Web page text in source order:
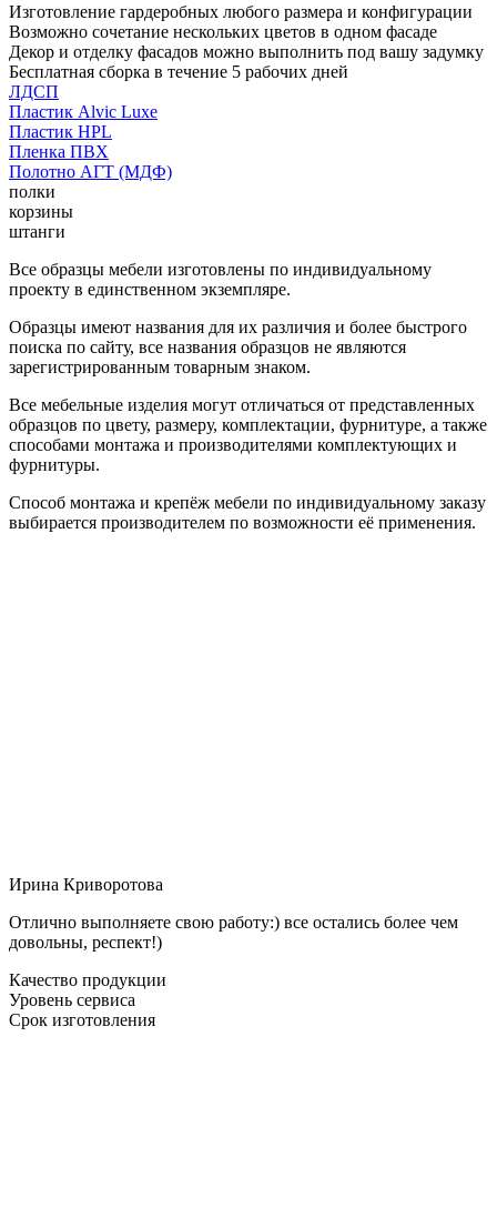
Изготовление гардеробных любого размера и конфигурации
Возможно сочетание нескольких цветов в одном фасаде
Декор и отделку фасадов можно выполнить под вашу задумку
Бесплатная сборка в течение 5 рабочих дней
ЛДСП
Пластик Alvic Luxe
Пластик HPL
Пленка ПВХ
Полотно АГТ (МДФ)
полки
корзины
штанги
Все образцы мебели изготовлены по индивидуальному
проекту в единственном экземпляре.
Образцы имеют названия для их различия и более быстрого
поиска по сайту, все названия образцов не являются
зарегистрированным товарным знаком.
Все мебельные изделия могут отличаться от представленных
образцов по цвету, размеру, комплектации, фурнитуре, а также
способами монтажа и производителями комплектующих и
фурнитуры.
Способ монтажа и крепёж мебели по индивидуальному заказу
выбирается производителем по возможности её применения.
Ирина Криворотова
Отлично выполняете свою работу:) все остались более чем
довольны, респект!)
Качество продукции
Уровень сервиса
Срок изготовления